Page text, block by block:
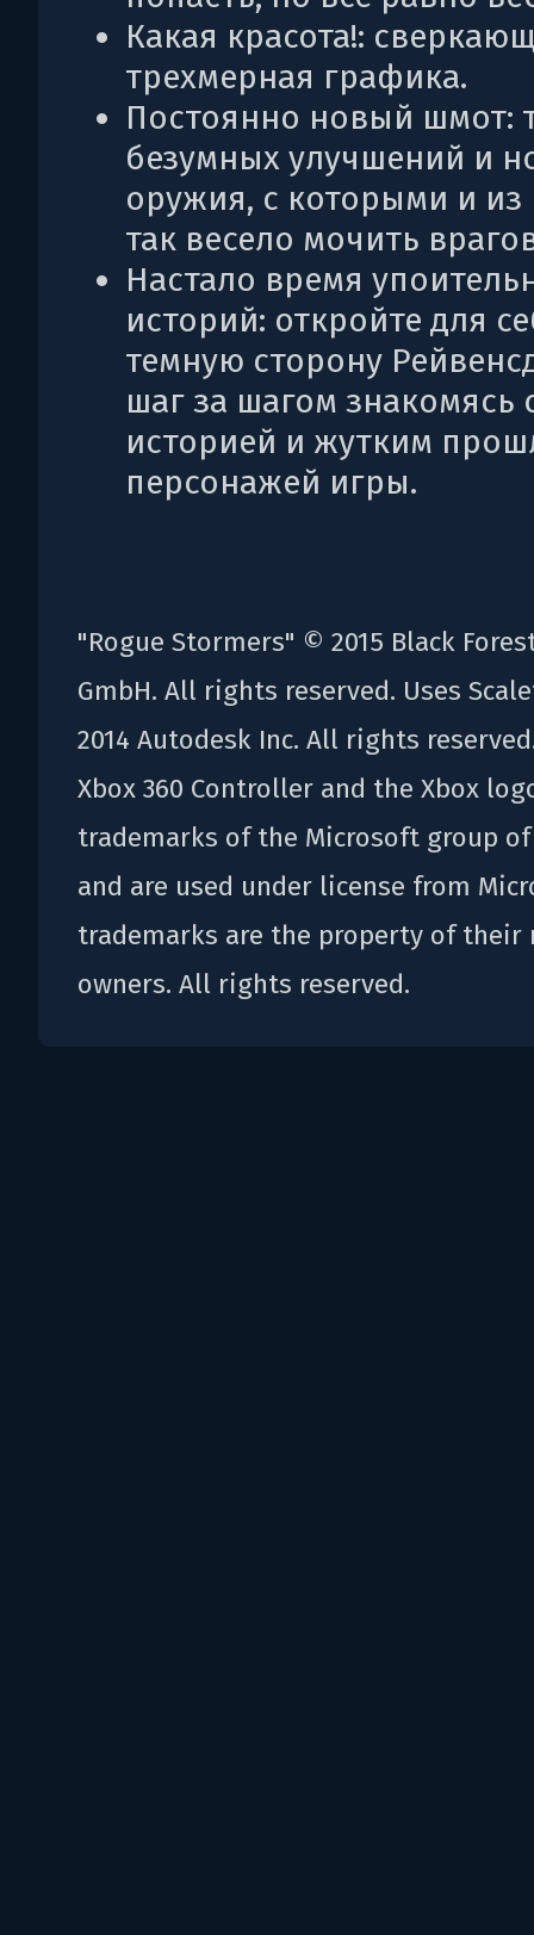
Какая красота!:
трехмерная графика.
Постоянно новый шмот:
безумных улучшений и
оружия, с которыми и из
так весело мочить
Настало время
историй: откройте для
темную сторону
шаг за шагом знакомясь
историей и жутким
персонажей игры.
"Rogue Stormers" © 2015 Black
GmbH. All rights reserved. Uses
2014 Autodesk Inc. All rights
Xbox 360 Controller and the Xbox
trademarks of the Microsoft group
and are used under license from
trademarks are the property of their
owners. All rights reserved.